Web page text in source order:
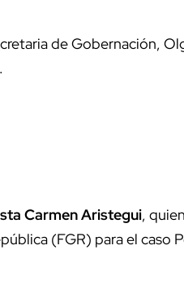
de Gobernación,
Carmen Aristegui,
(FGR) para el caso